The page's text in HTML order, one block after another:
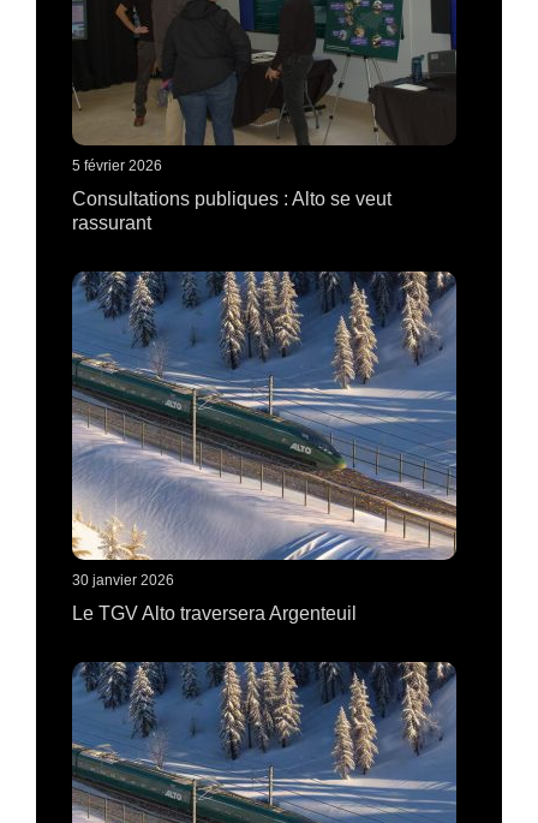
5 février 2026
Consultations publiques : Alto se veut
rassurant
30 janvier 2026
Le TGV Alto traversera Argenteuil